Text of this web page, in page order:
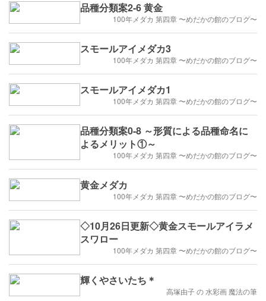
品種分類案2-6 黄金
100年メダカ 第四章 〜めだかの館のブログ〜
スモールアイメダカ3
100年メダカ 第四章 〜めだかの館のブログ〜
スモールアイメダカ1
100年メダカ 第四章 〜めだかの館のブログ〜
品種分類案0-8 ～形質による品種命名に
よるメリット①～
100年メダカ 第四章 〜めだかの館のブログ〜
黄金メダカ
100年メダカ 第四章 〜めだかの館のブログ〜
◇10月26日更新◇黄金スモールアイラメ
スワロー
100年メダカ 第四章 〜めだかの館のブログ〜
輝くやさいたち＊
高塚由子 の 水彩画 魔法の筆